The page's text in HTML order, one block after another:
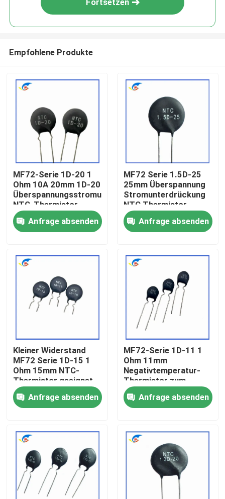
Zu Hause
Über uns
Qualitätskontrolle
Kontakt mit uns
Neuigkeiten
Rechtssachen
Ptc-Thermistor
Fortsetzen
Empfohlene Produkte
MF72-Serie 1D-20 1
Ohm 10A 20mm 1D-20
Überspannungsstromunterdrückung
NTC-Thermistor
geeignet für
Hochleistungs-
Stromversorgung
Anfrage absenden
MF72 Serie 1.5D-25
25mm Überspannung
Stromunterdrückung
NTC Thermistor
geeignet zum
Wechseln der
Stromversorgung
Anfrage absenden
Kleiner Widerstand
MF72 Serie 1D-15 1
Ohm 15mm NTC-
Thermistor geeignet
zum Schalten von
Stromadapter
Anfrage absenden
MF72-Serie 1D-11 1
Ohm 11mm
Negativtemperatur-
Thermistor zum
Wechseln von
Stromversorgungen
Anfrage absenden